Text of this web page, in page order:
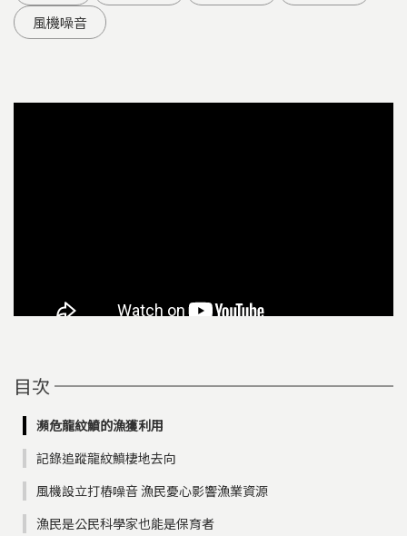
風機噪音
目次
瀕危龍紋鱝的漁獲利用
記錄追蹤龍紋鱝棲地去向
風機設立打樁噪音 漁民憂心影響漁業資源
漁民是公民科學家也能是保育者